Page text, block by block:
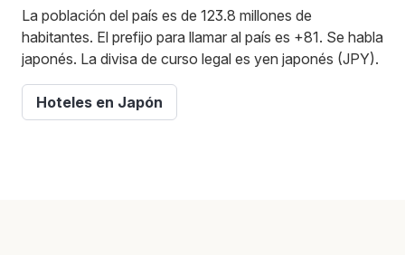
La población del país es de 123.8 millones de
habitantes. El prefijo para llamar al país es +81. Se habla
japonés. La divisa de curso legal es yen japonés (JPY).
Hoteles en Japón